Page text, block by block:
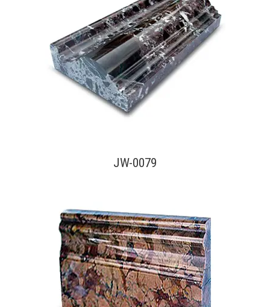
查看內容
JW-0079
查看內容